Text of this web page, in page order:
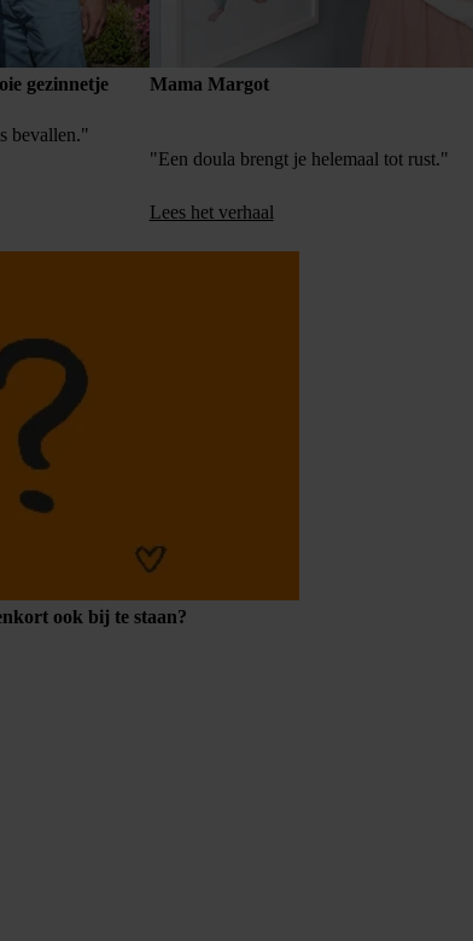
gezinnetje
bevallen."
Mama Margot
"Een doula brengt je helemaal tot rust."
Lees het verhaal
ook bij te staan?